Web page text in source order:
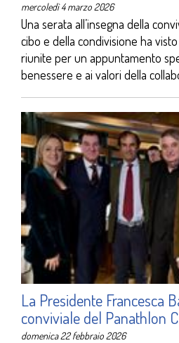
mercoledì 4 marzo 2026
Una serata all’insegna della
cibo e della condivisione ha
riunite per un appuntamento
benessere e ai valori della
La Presidente Francesca
conviviale del Panathlon
domenica 22 febbraio 2026